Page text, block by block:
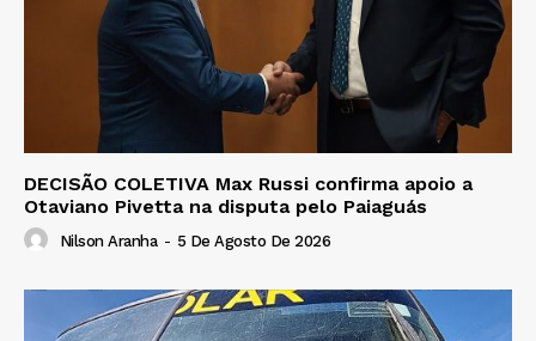
DECISÃO COLETIVA Max Russi confirma apoio a
Otaviano Pivetta na disputa pelo Paiaguás
Nilson Aranha - 5 De Agosto De 2026